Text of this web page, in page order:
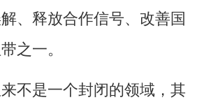
、释放合作信号、改善国
之一。
是一个封闭的领域，其